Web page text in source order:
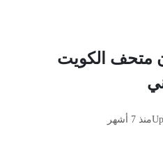
متحف الكويت
منذ 7 أشهر